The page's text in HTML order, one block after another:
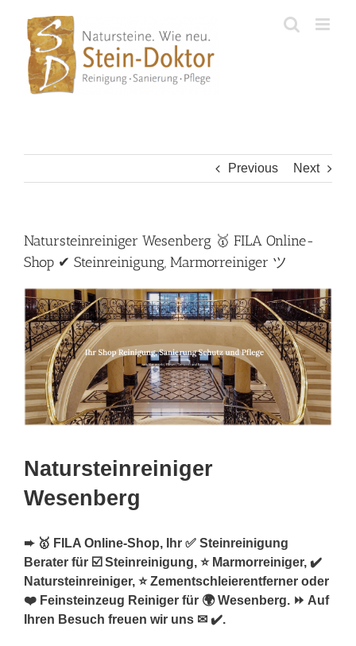
content
Previous Next
Natursteinreiniger Wesenberg 🥇 FILA Online-
Shop ✔ Steinreinigung, Marmorreiniger ツ
Natursteinreiniger
Wesenberg
➨ 🥇 FILA Online-Shop, Ihr ✅ Steinreinigung
Berater für ☑️ Steinreinigung, ⭐ Marmorreiniger, ✔️
Natursteinreiniger, ⭐ Zementschleierentferner oder
❤️ Feinsteinzeug Reiniger für 🌍 Wesenberg. ⏩ Auf
Ihren Besuch freuen wir uns ✉ ✔️.